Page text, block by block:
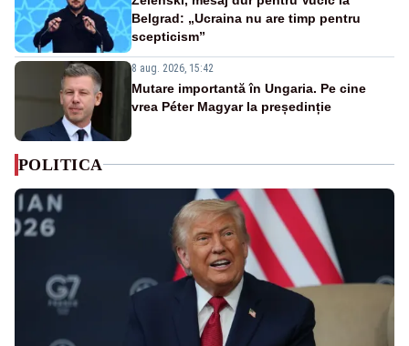
Belgrad: „Ucraina nu are timp pentru
scepticism”
8 aug. 2026, 15:42
Mutare importantă în Ungaria. Pe cine
vrea Péter Magyar la președinție
POLITICA